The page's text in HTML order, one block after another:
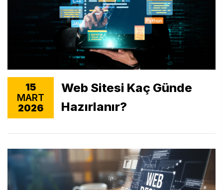
15
MART
2026
Web Sitesi Kaç Günde
Hazırlanır?